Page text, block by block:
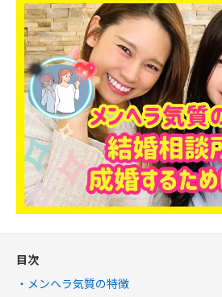
目次
メンヘラ気質の特徴